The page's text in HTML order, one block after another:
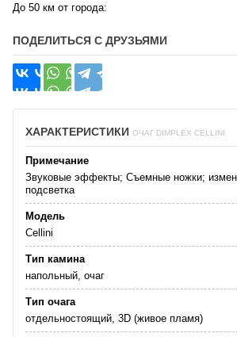
До 50 км от города:
ПОДЕЛИТЬСЯ С ДРУЗЬЯМИ
ХАРАКТЕРИСТИКИ ОЧАГ DIMPLEX CELLINI
Примечание
Звуковые эффекты; Съемные ножки;
подсветка
Модель
Cellini
Тип камина
напольный, очаг
Тип очага
отдельностоящий, 3D (живое пламя)